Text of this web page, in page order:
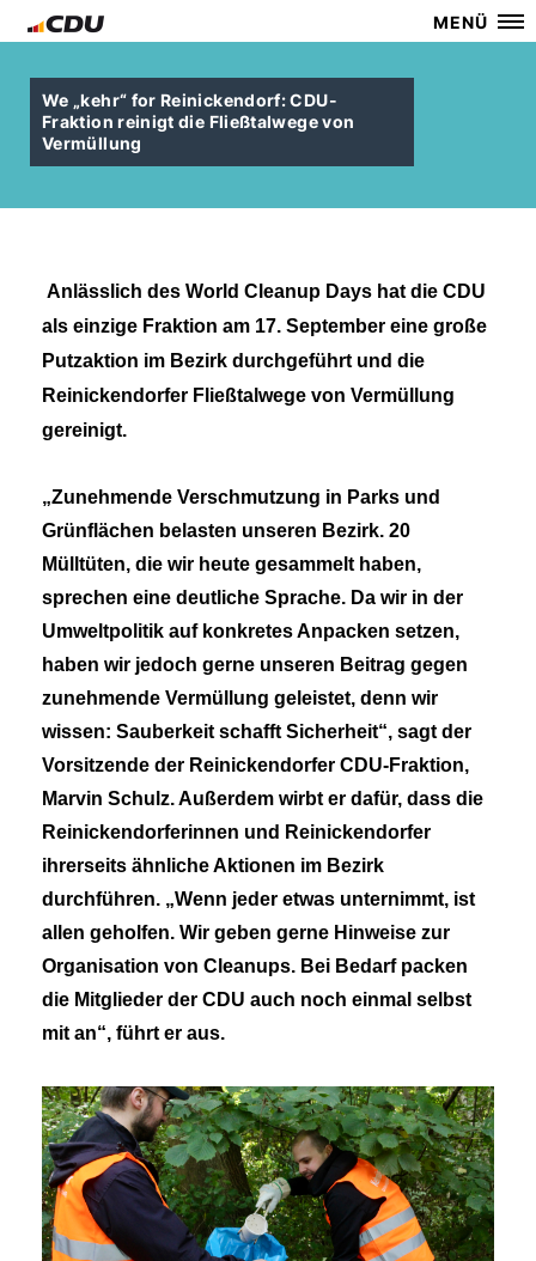
MENÜ
We „kehr“ for Reinickendorf: CDU-
Fraktion reinigt die Fließtalwege von
Vermüllung
Anlässlich des World Cleanup Days hat die CDU
als einzige Fraktion am 17. September eine große
Putzaktion im Bezirk durchgeführt und die
Reinickendorfer Fließtalwege von Vermüllung
gereinigt.
Zunehmende Verschmutzung in Parks und
Grünflächen belasten unseren Bezirk. 20
Mülltüten, die wir heute gesammelt haben,
sprechen eine deutliche Sprache. Da wir in der
Umweltpolitik auf konkretes Anpacken setzen,
haben wir jedoch gerne unseren Beitrag gegen
zunehmende Vermüllung geleistet, denn wir
wissen: Sauberkeit schafft Sicherheit“, sagt der
Vorsitzende der Reinickendorfer CDU-Fraktion,
Marvin Schulz. Außerdem wirbt er dafür, dass die
Reinickendorferinnen und Reinickendorfer
ihrerseits ähnliche Aktionen im Bezirk
durchführen. „Wenn jeder etwas unternimmt, ist
allen geholfen. Wir geben gerne Hinweise zur
Organisation von Cleanups. Bei Bedarf packen
die Mitglieder der CDU auch noch einmal selbst
mit an“, führt er aus.